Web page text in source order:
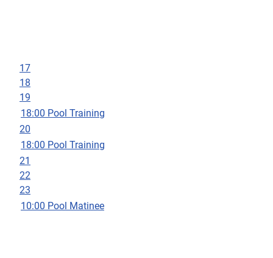
17
18
19
18:00 Pool Training
20
18:00 Pool Training
21
22
23
10:00 Pool Matinee